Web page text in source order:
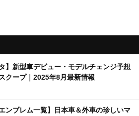
タ】新型車デビュー・モデルチェンジ予想
クープ｜2025年8月最新情報
エンブレム一覧】日本車＆外車の珍しいマ